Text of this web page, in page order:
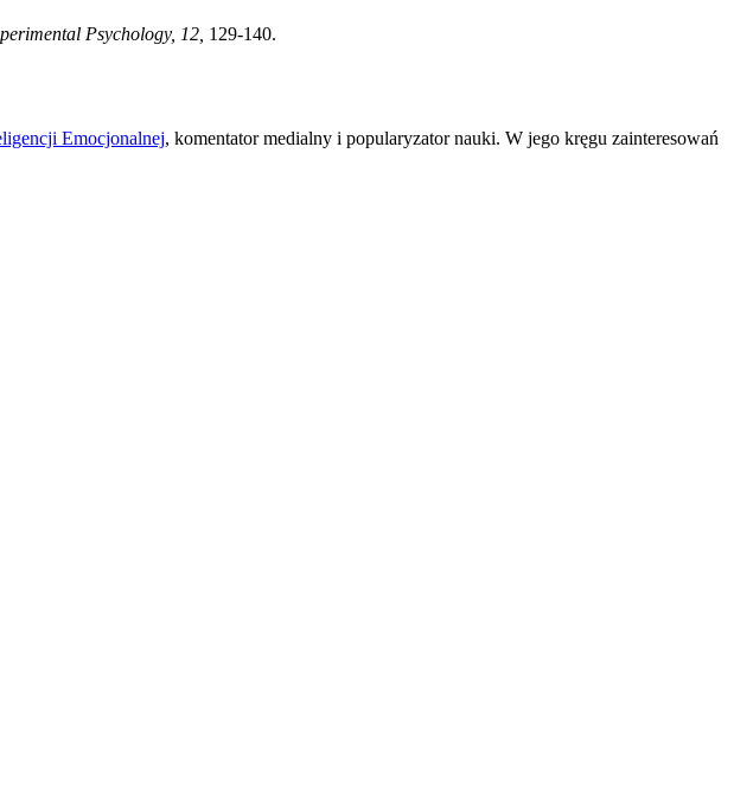
Psychology, 12, 129-140.
Emocjonalnej, komentator medialny i popularyzator nauki. W jego kręgu zainteresowań